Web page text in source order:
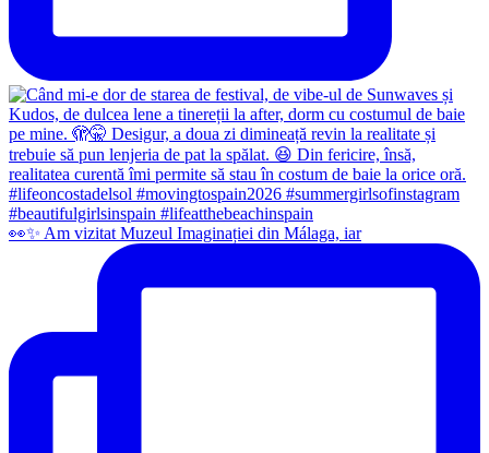
👀✨️ Am vizitat Muzeul Imaginației din Málaga, iar